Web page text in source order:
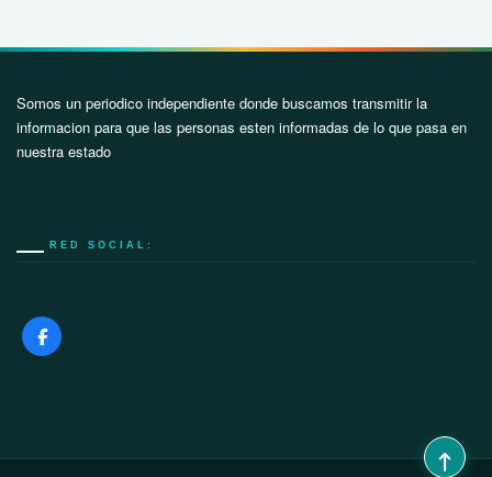
Somos un periodico independiente donde buscamos transmitir la
informacion para que las personas esten informadas de lo que pasa en
nuestra estado
RED SOCIAL: